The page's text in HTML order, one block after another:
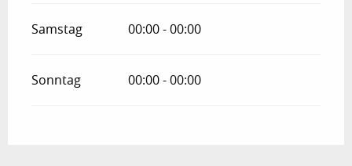
Samstag 00:00 - 00:00
Sonntag 00:00 - 00:00